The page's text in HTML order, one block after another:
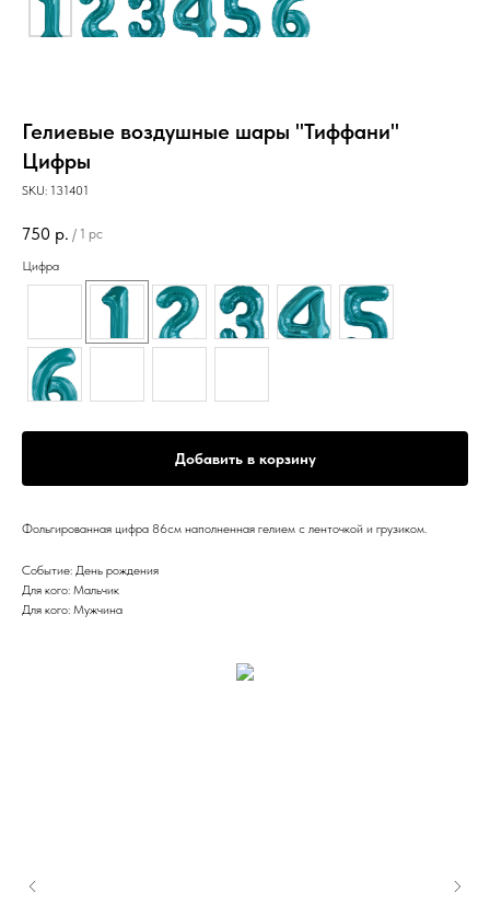
Гелиевые воздушные шары "Тиффани"
Цифры
SKU: 131401
750 р. / 1 pc
Цифра
Добавить в корзину
Фольгированная цифра 86см наполненная гелием с ленточкой и грузиком.
Событие: День рождения
Для кого: Мальчик
Для кого: Мужчина